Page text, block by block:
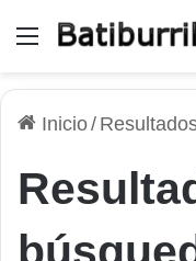
Menú
Inicio/